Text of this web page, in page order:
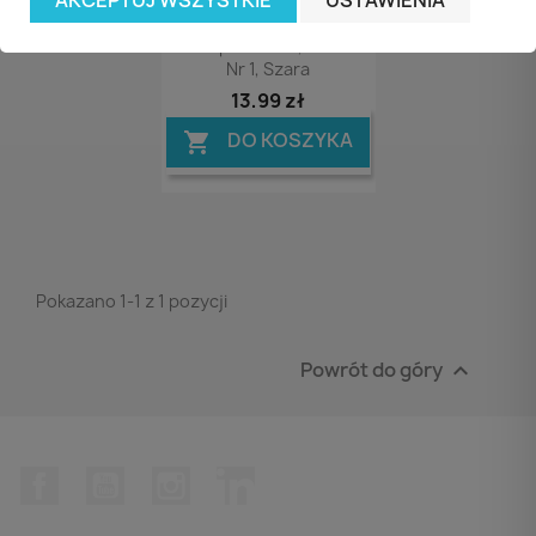
VILEDA PROFESSIONAL
Nr 1, Szara
13,99 zł
 DO KOSZYKA
Pokazano 1-1 z 1 pozycji
Powrót do góry 